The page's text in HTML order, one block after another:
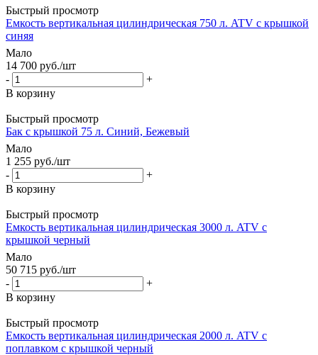
Быстрый просмотр
Емкость вертикальная цилиндрическая 750 л. ATV с крышкой
синяя
Мало
14 700 руб./шт
-
+
В корзину
Быстрый просмотр
Бак с крышкой 75 л. Синий, Бежевый
Мало
1 255 руб./шт
-
+
В корзину
Быстрый просмотр
Емкость вертикальная цилиндрическая 3000 л. ATV с
крышкой черный
Мало
50 715 руб./шт
-
+
В корзину
Быстрый просмотр
Емкость вертикальная цилиндрическая 2000 л. ATV с
поплавком с крышкой черный